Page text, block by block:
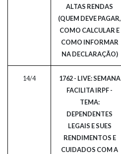
ALTAS RENDAS
(QUEM DEVE PAGAR,
COMO CALCULAR E
COMO INFORMAR
NA DECLARAÇÃO)
14/4
1762 - LIVE: SEMANA
FACILITA IRPF -
TEMA:
DEPENDENTES
LEGAIS E SUES
RENDIMENTOS E
CUIDADOS COM A